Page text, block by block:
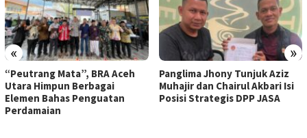
« »
“Peutrang Mata”, BRA Aceh
Utara Himpun Berbagai
Elemen Bahas Penguatan
Perdamaian
Panglima Jhony Tunjuk Aziz
Muhajir dan Chairul Akbari Isi
Posisi Strategis DPP JASA